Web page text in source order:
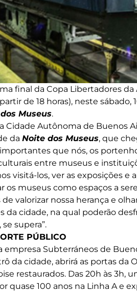
final da Copa Libertadores
de 18 horas), neste sábado,
Museus.
Cidade Autônoma de Buenos
da Noite dos Museus, que
que nós, os
entre museus e
visitá-los, ver as exposições e
os museus como espaços a
valorizar nossa herança e
da cidade, na qual poderão
supera”.
PÚBLICO
empresa Subterráneos de
da cidade, abrirá as portas da
restaurados. Das 20h às 3h,
quase 100 anos na Linha A e